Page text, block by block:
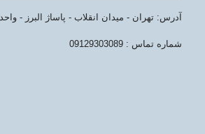
آدرس: تهران - میدان انقلاب - پاساژ البرز - واحد 15
شماره تماس : 09129303089